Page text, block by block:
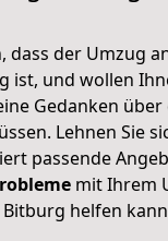
dass der Umzug
ist, und wollen
Gedanken über
Lehnen Sie
passende
mit Ihrem
helfen